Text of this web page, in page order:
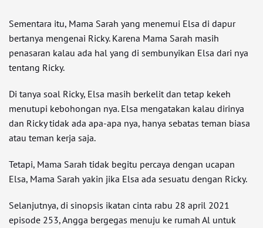
Sementara itu, Mama Sarah yang menemui Elsa di dapur
bertanya mengenai Ricky. Karena Mama Sarah masih
penasaran kalau ada hal yang di sembunyikan Elsa dari nya
tentang Ricky.
Di tanya soal Ricky, Elsa masih berkelit dan tetap kekeh
menutupi kebohongan nya. Elsa mengatakan kalau dirinya
dan Ricky tidak ada apa-apa nya, hanya sebatas teman biasa
atau teman kerja saja.
Tetapi, Mama Sarah tidak begitu percaya dengan ucapan
Elsa, Mama Sarah yakin jika Elsa ada sesuatu dengan Ricky.
Selanjutnya, di sinopsis ikatan cinta rabu 28 april 2021
episode 253, Angga bergegas menuju ke rumah Al untuk